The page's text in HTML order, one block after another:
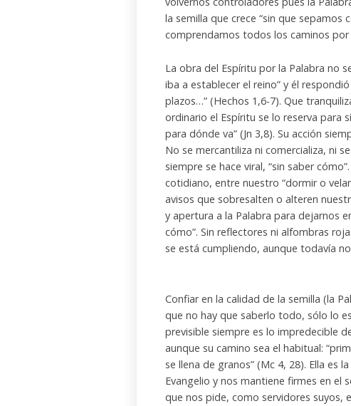
la semilla que crece “sin que sepamos
comprendamos todos los caminos
La obra del Espíritu por la Palabra no
iba a establecer el reino” y él
plazos…” (Hechos 1,6-7). Que
ordinario el Espíritu se lo reserva para
para dónde va” (Jn 3,8). Su acción
No se mercantiliza ni comercializa, ni
siempre se hace viral, “sin saber
cotidiano, entre nuestro “dormir o
avisos que sobresalten o alteren
y apertura a la Palabra para dejarnos
cómo”. Sin reflectores ni alfombras
se está cumpliendo, aunque todavía
Confiar en la calidad de la semilla (la
que no hay que saberlo todo, sólo lo
previsible siempre es lo impredecible
aunque su camino sea el habitual:
se llena de granos” (Mc 4, 28). Ella es
Evangelio y nos mantiene firmes en el
que nos pide, como servidores suyos,